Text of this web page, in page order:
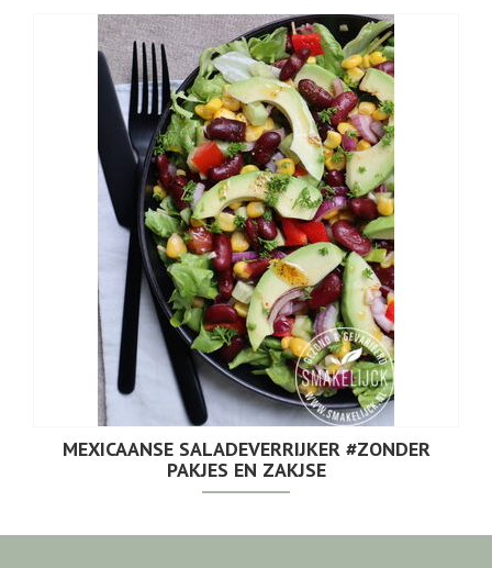
MEXICAANSE SALADEVERRIJKER #ZONDER
PAKJES EN ZAKJSE